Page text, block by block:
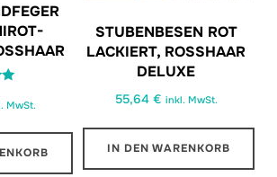
MwSt.
STUBENBESEN ROT
LACKIERT, ROSSHAAR D
ELUXE
55,64 € inkl. MwSt.
IN DEN WARENKORB